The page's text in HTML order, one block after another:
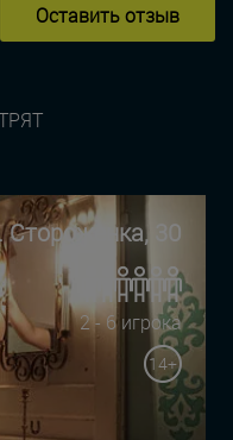
Оставить отзыв
Стороженка, 30
2 - 6 игрока
14+